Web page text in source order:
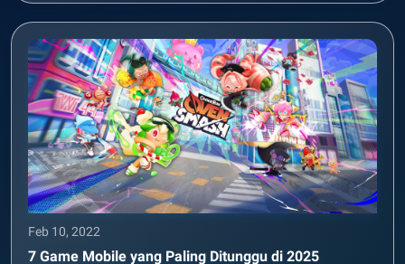
Feb 10, 2022
7 Game Mobile yang Paling Ditunggu di 2025